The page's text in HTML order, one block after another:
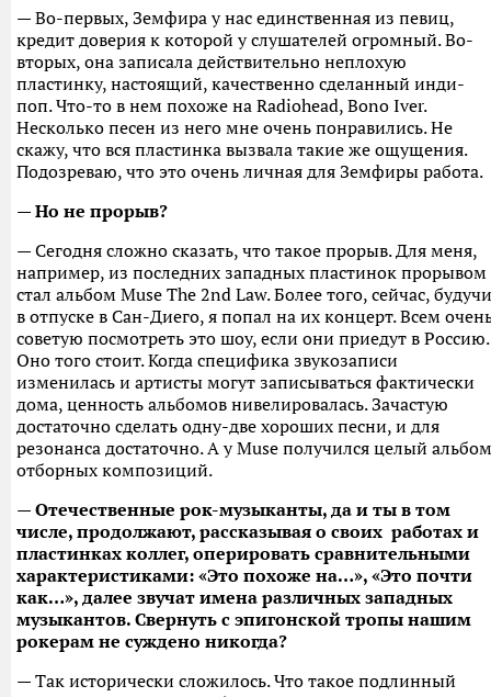
— Во-первых, Земфира у нас единственная из певиц,
кредит доверия к которой у слушателей огромный. Во-
вторых, она записала действительно неплохую
пластинку, настоящий, качественно сделанный инди-
поп. Что-то в нем похоже на Radiohead, Bono Iver.
Несколько песен из него мне очень понравились. Не
скажу, что вся пластинка вызвала такие же ощущения.
Подозреваю, что это очень личная для Земфиры работа.
— Но не прорыв?
— Сегодня сложно сказать, что такое прорыв. Для меня,
например, из последних западных пластинок прорывом
стал альбом Muse The 2nd Law. Более того, сейчас, будучи
в отпуске в Сан-Диего, я попал на их концерт. Всем
советую посмотреть это шоу, если они приедут в Россию.
Оно того стоит. Когда специфика звукозаписи
изменилась и артисты могут записываться фактически
дома, ценность альбомов нивелировалась. Зачастую
достаточно сделать одну-две хороших песни, и для
резонанса достаточно. А у Muse получился целый альбом
отборных композиций.
— Отечественные рок-музыканты, да и ты в том
числе, продолжают, рассказывая о своих работах и
пластинках коллег, оперировать сравнительными
характеристиками: «Это похоже на…», «Это почти
как…», далее звучат имена различных западных
музыкантов. Свернуть с эпигонской тропы нашим
рокерам не суждено никогда?
— Так исторически сложилось. Что такое подлинный